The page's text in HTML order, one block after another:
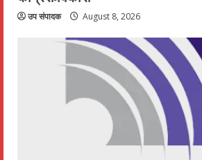
उप संपादक August 8, 2026